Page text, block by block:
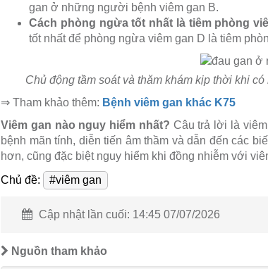
gan ở những người bệnh viêm gan B.
Cách phòng ngừa tốt nhất là tiêm phòng
tốt nhất để phòng ngừa viêm gan D là tiêm
Chủ động tầm soát và thăm khám kịp thời khi
⇒ Tham khảo thêm: Bệnh viêm gan khác K75
Viêm gan nào nguy hiểm nhất? Câu trả lời là
bệnh mãn tính, diễn tiến âm thầm và dẫn đến các
hơn, cũng đặc biệt nguy hiểm khi đồng nhiễm với
Chủ đề:
#viêm gan
Cập nhật lần cuối: 14:45 07/07/2026
Nguồn tham khảo